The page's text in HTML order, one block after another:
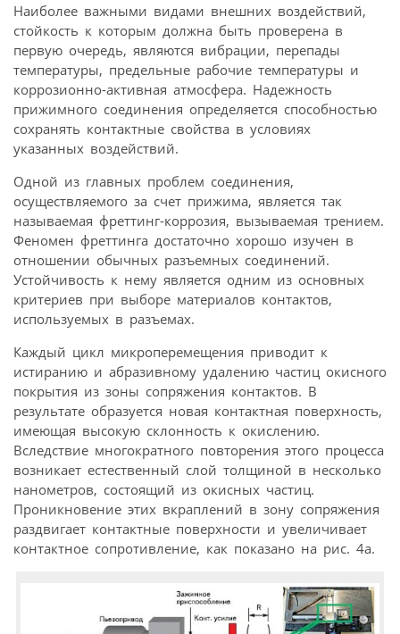
Наиболее важными видами внешних воздействий,
стойкость к которым должна быть проверена в
первую очередь, являются вибрации, перепады
температуры, предельные рабочие температуры и
коррозионно-активная атмосфера. Надежность
прижимного соединения определяется способностью
сохранять контактные свойства в условиях
указанных воздействий.
Одной из главных проблем соединения,
осуществляемого за счет прижима, является так
называемая фреттинг-коррозия, вызываемая трением.
Феномен фреттинга достаточно хорошо изучен в
отношении обычных разъемных соединений.
Устойчивость к нему является одним из основных
критериев при выборе материалов контактов,
используемых в разъемах.
Каждый цикл микроперемещения приводит к
истиранию и абразивному удалению частиц окисного
покрытия из зоны сопряжения контактов. В
результате образуется новая контактная поверхность,
имеющая высокую склонность к окислению.
Вследствие многократного повторения этого процесса
возникает естественный слой толщиной в несколько
нанометров, состоящий из окисных частиц.
Проникновение этих вкраплений в зону сопряжения
раздвигает контактные поверхности и увеличивает
контактное сопротивление, как показано на рис. 4а.